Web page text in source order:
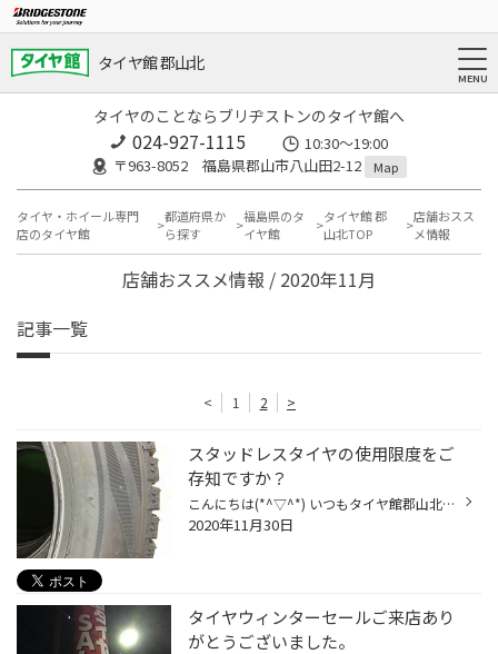
タイヤ館 郡山北
タイヤのことならブリヂストンのタイヤ館へ
024-927-1115
10:30〜19:00
〒963-8052 福島県郡山市八山田2-12
Map
タイヤ・ホイール専門
店のタイヤ館
都道府県か
ら探す
福島県のタ
イヤ館
タイヤ館 郡
山北TOP
店舗おスス
メ情報
店舗おススメ情報 / 2020年11月
記事一覧
< 1 2 >
スタッドレスタイヤの使用限度をご
存知ですか？
こんにちは(*^▽^*) いつもタイヤ館郡山北WEBをご覧いただきましてありがとうございます！！ 今日はスタッドレスタイヤの使用限度の話。 スタッドレスタイヤの使用限度はご存知ですか？ タイヤの側面に矢印があるのですが！ 溝に向かってたどっていきますと・・・ 溝と溝との間に『プラットホーム』...
2020年11月30日
タイヤウィンターセールご来店あり
がとうございました。